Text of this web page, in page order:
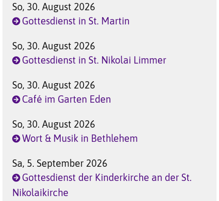
So, 30. August 2026
Gottesdienst in St. Martin
So, 30. August 2026
Gottesdienst in St. Nikolai Limmer
So, 30. August 2026
Café im Garten Eden
So, 30. August 2026
Wort & Musik in Bethlehem
Sa, 5. September 2026
Gottesdienst der Kinderkirche an der St.
Nikolaikirche